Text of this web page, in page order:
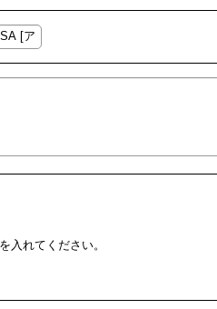
入れてください。